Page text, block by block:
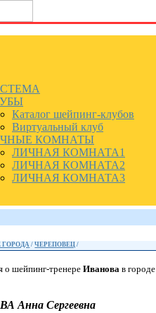
Каталог шейпинг-клубов
Виртуальный клуб
КОМНАТЫ
ЛИЧНАЯ КОМНАТА1
ЛИЧНАЯ КОМНАТА2
ЛИЧНАЯ КОМНАТА3
ГОРОДА /ЧЕРЕПОВЕЦ /
о шейпинг-тренере Иванова в городе
Анна Сергеевна